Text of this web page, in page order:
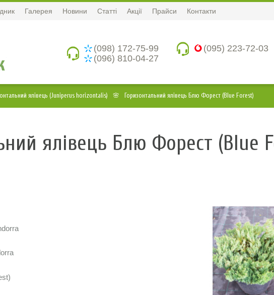
Галерея Новини Статті Акції Прайси Контакти
(095) 223-72-03
(098) 172-75-99
(096) 810-04-27
ялівець (Juniperus horizontalis) Горизонтальний ялівець Блю Форест (Blue Forest)
ялівець Блю Форест (Blue